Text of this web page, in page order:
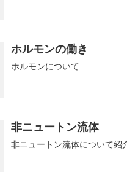
ホルモンの働き
ホルモンについて
非ニュートン流体
非ニュートン流体について紹